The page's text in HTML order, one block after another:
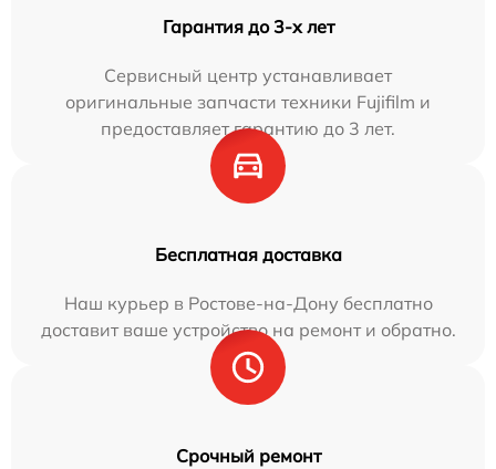
Гарантия до 3-х лет
Сервисный центр устанавливает
оригинальные запчасти техники Fujifilm и
предоставляет гарантию до 3 лет.
Бесплатная доставка
Наш курьер в Ростове-на-Дону бесплатно
доставит ваше устройство на ремонт и обратно.
Срочный ремонт